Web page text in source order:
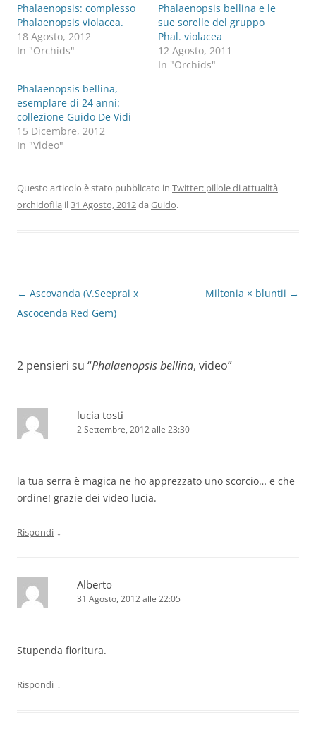
Phalaenopsis: complesso
Phalaenopsis violacea.
18 Agosto, 2012
In "Orchids"
Phalaenopsis bellina e le
sue sorelle del gruppo
Phal. violacea
12 Agosto, 2011
In "Orchids"
Phalaenopsis bellina,
esemplare di 24 anni:
collezione Guido De Vidi
15 Dicembre, 2012
In "Video"
Questo articolo è stato pubblicato in Twitter: pillole di attualità
orchidofila il31 Agosto, 2012da Guido.
Navigazione
articolo
← Ascovanda (V.Seeprai x
Ascocenda Red Gem)
Miltonia × bluntii →
2 pensieri su “Phalaenopsis bellina, video”
lucia tosti
2 Settembre, 2012 alle 23:30
la tua serra è magica ne ho apprezzato uno scorcio… e che
ordine! grazie dei video lucia.
Rispondi ↓
Alberto
31 Agosto, 2012 alle 22:05
Stupenda fioritura.
Rispondi ↓